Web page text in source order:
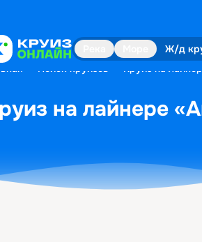
Ж/д
Поиск круизов Круиз на
на лайнере